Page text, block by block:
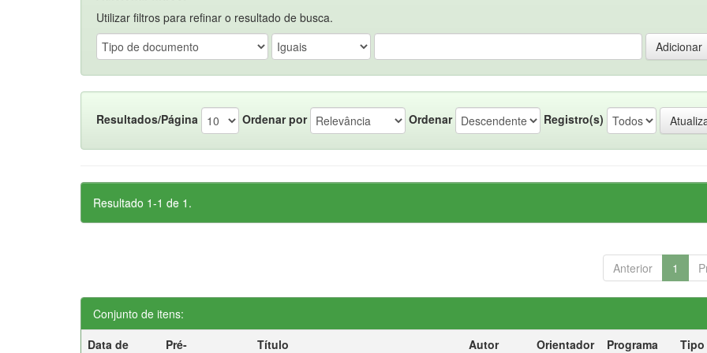
Utilizar filtros para refinar o resultado de busca.
Resultados/Página Ordenar por Ordenar Registro(s)
Resultado 1-1 de 1.
Anterior 1
Conjunto de itens:
Data de
Pré-
Título Autor Orientador Programa
Tipo